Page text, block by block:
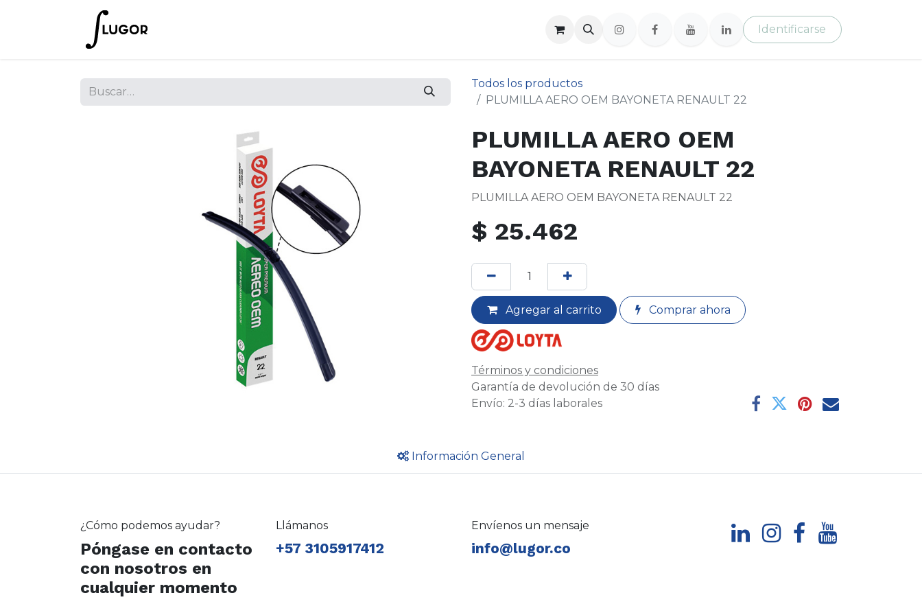
Identificarse
Todos los productos
PLUMILLA AERO OEM BAYONETA RENAULT 22
PLUMILLA AERO OEM
BAYONETA RENAULT 22
PLUMILLA AERO OEM BAYONETA RENAULT 22
$ 25.462
Agregar al carrito Comprar ahora
Términos y condiciones
Garantía de devolución de 30 días
Envío: 2-3 días laborales
Información General
¿Cómo podemos ayudar?
Póngase en contacto
con nosotros en
cualquier momento
Llámanos
+57 3105917412
Envíenos un mensaje
info@lugor.co